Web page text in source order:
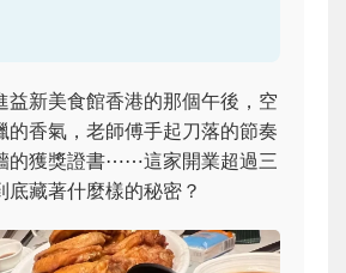
益新美食館香港的那個午後，空
的香氣，老師傅手起刀落的節奏
的獲獎證書⋯⋯這家開業超過三
底藏著什麼樣的秘密？